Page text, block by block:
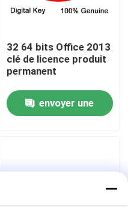
2021
32 64 bits Office 2013
clé de licence produit
permanent
envoyer une